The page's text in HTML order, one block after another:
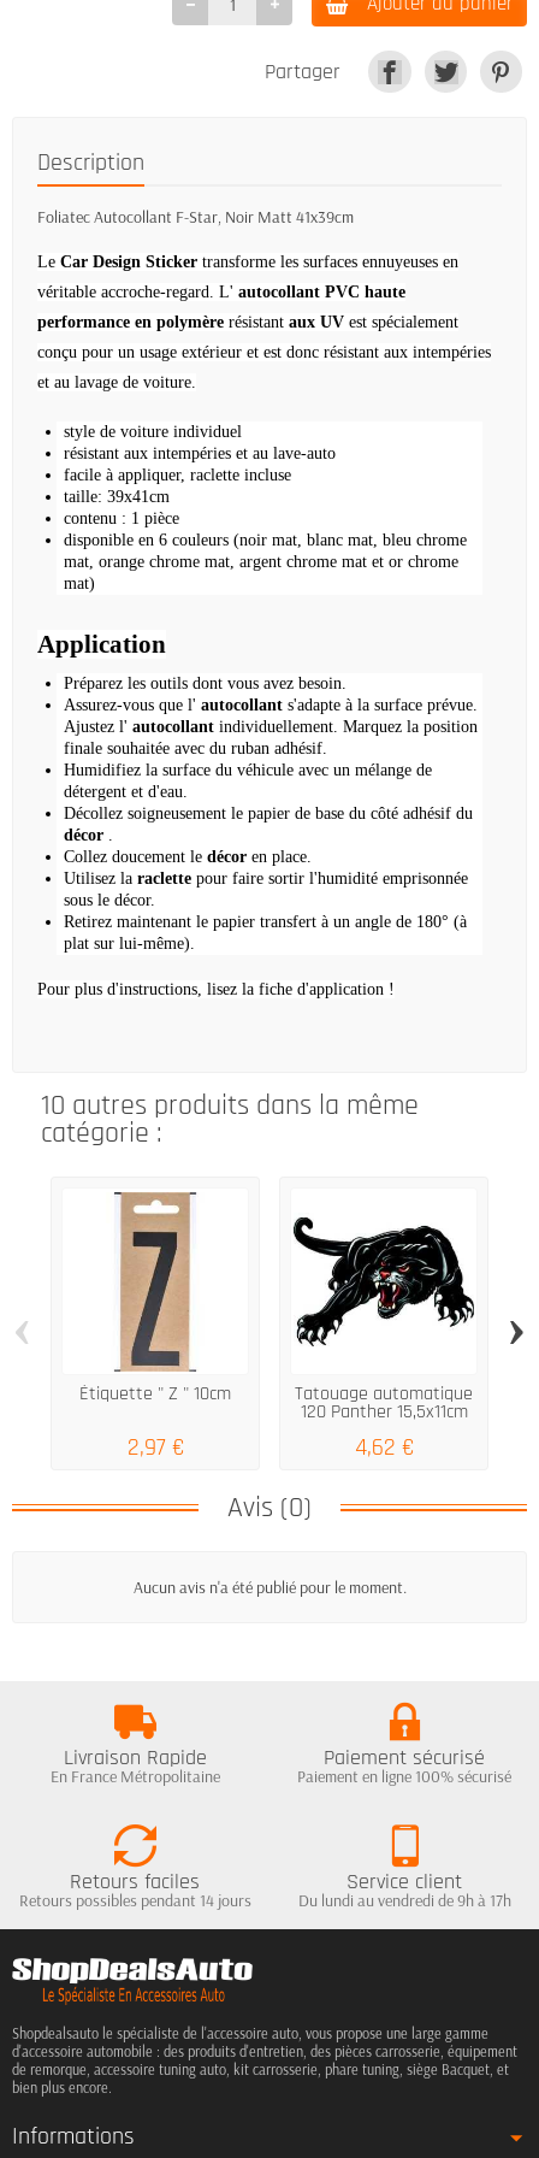
Partager
Description
Foliatec Autocollant F-Star, Noir Matt 41x39cm
Le Car Design Sticker transforme les surfaces ennuyeuses en
véritable accroche-regard. L' autocollant PVC haute
performance en polymère résistant aux UV est spécialement
conçu pour un usage extérieur et est donc résistant aux intempéries
et au lavage de voiture.
style de voiture individuel
résistant aux intempéries et au lave-auto
facile à appliquer, raclette incluse
taille: 39x41cm
contenu : 1 pièce
disponible en 6 couleurs (noir mat, blanc mat, bleu chrome
mat, orange chrome mat, argent chrome mat et or chrome
mat)
Application
Préparez les outils dont vous avez besoin.
Assurez-vous que l' autocollant s'adapte à la surface prévue.
Ajustez l' autocollant individuellement. Marquez la position
finale souhaitée avec du ruban adhésif.
Humidifiez la surface du véhicule avec un mélange de
détergent et d'eau.
Décollez soigneusement le papier de base du côté adhésif du
décor .
Collez doucement le décor en place.
Utilisez la raclette pour faire sortir l'humidité emprisonnée
sous le décor.
Retirez maintenant le papier transfert à un angle de 180° (à
plat sur lui-même).
Pour plus d'instructions, lisez la fiche d'application !
10 autres produits dans la même
catégorie :
Étiquette " Z " 10cm
2,97 €
Tatouage automatique
120 Panther 15,5x11cm
4,62 €
‹ ›
Avis (0)
Aucun avis n'a été publié pour le moment.
Livraison Rapide
En France Métropolitaine
Paiement sécurisé
Paiement en ligne 100% sécurisé
Retours faciles
Retours possibles pendant 14 jours
Service client
Du lundi au vendredi de 9h à 17h
Shopdealsauto le spécialiste de l'accessoire auto, vous propose une large gamme
d'accessoire automobile : des produits d'entretien, des pièces carrosserie, équipement
de remorque, accessoire tuning auto, kit carrosserie, phare tuning, siège Bacquet, et
bien plus encore.
Informations